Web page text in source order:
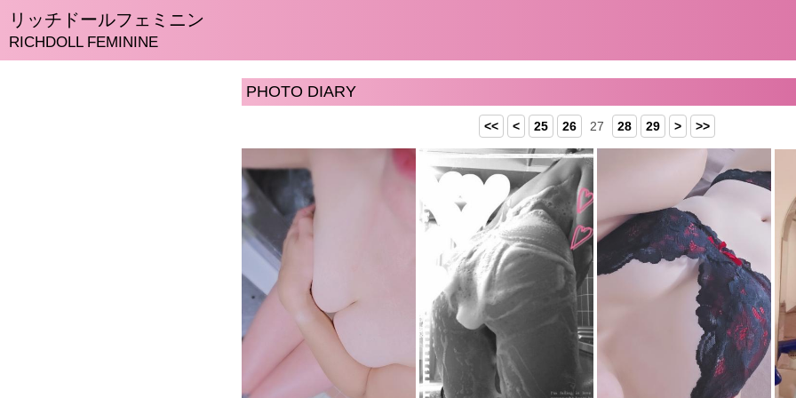
リッチドールフェミニン
RICHDOLL FEMININE
PHOTO DIARY
<< < 25 26 27 28 29 > >>